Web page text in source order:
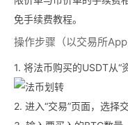
免手续费教程。
操作步骤（以交易所App
1. 将法币购买的USDT从“
2. 进入“交易”页面，选择